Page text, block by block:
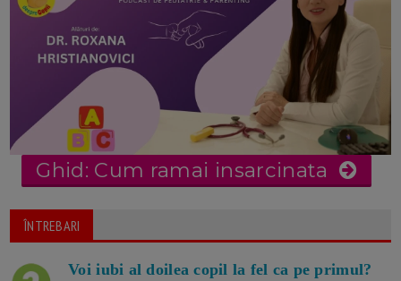
Ghid: Cum ramai insarcinata
ÎNTREBARI
Voi iubi al doilea copil la fel ca pe primul?